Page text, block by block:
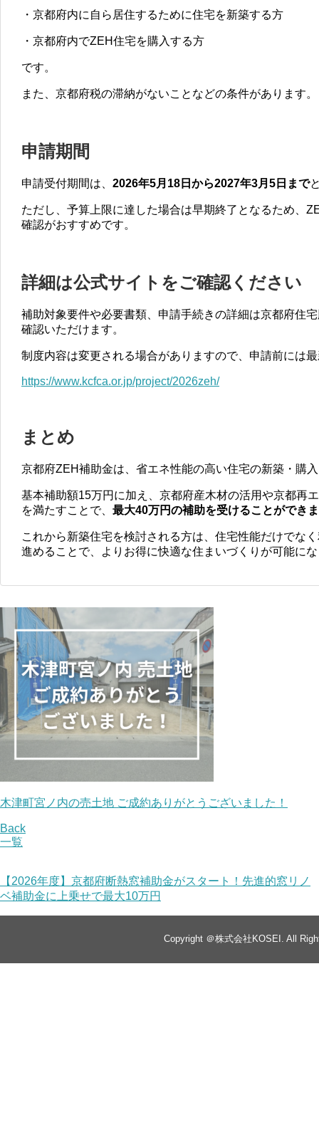
・京都府内に自ら居住するために住宅を新築する方
・京都府内でZEH住宅を購入する方
です。
また、京都府税の滞納がないことなどの条件があります。
申請期間
申請受付期間は、 2026年5月18日から2027年3月5日まで
ただし、予算上限に達した場合は早期終了となるため、
確認がおすすめです。
詳細は公式サイトをご確認ください
補助対象要件や必要書類、申請手続きの詳細は京都府住
確認いただけます。
制度内容は変更される場合がありますので、申請前には
https://www.kcfca.or.jp/project/2026zeh/
まとめ
京都府ZEH補助金は、省エネ性能の高い住宅の新築・購
基本補助額15万円に加え、京都府産木材の活用や京都再
を満たすことで、 最大40万円の補助を受けることができ
これから新築住宅を検討される方は、住宅性能だけでな
進めることで、よりお得に快適な住まいづくりが可能に
木津町宮ノ内の売土地 ご成約ありがとうございました！
Back
一覧
【2026年度】京都府断熱窓補助金がスタート！先進的窓リノ
ベ補助金に上乗せで最大10万円
Copyright ＠株式会社KOSEI. All